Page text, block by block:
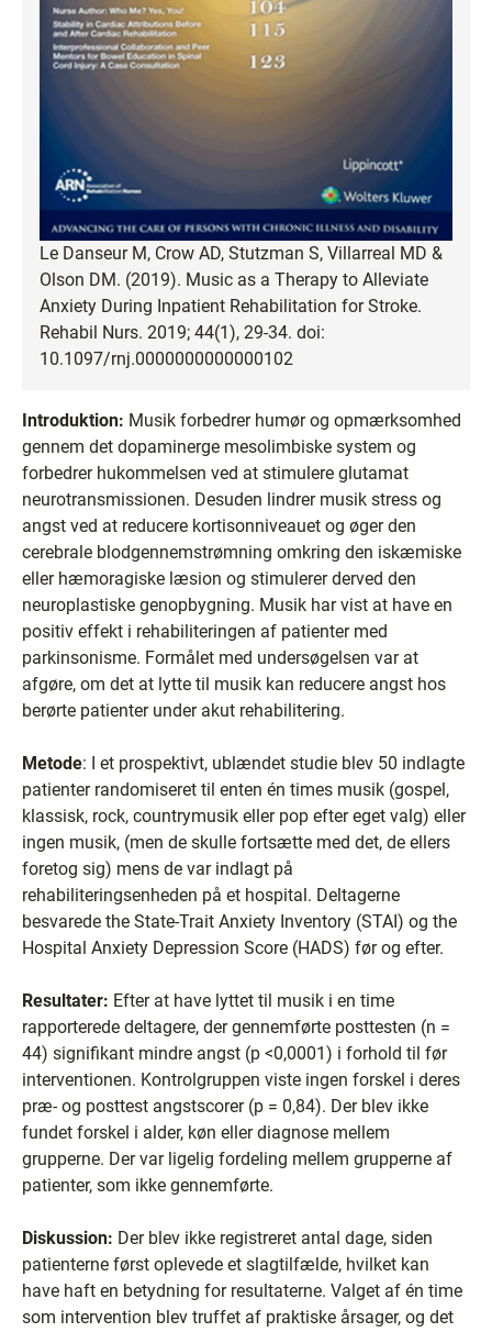
Le Danseur M, Crow AD, Stutzman S, Villarreal MD &
Olson DM. (2019). Music as a Therapy to Alleviate
Anxiety During Inpatient Rehabilitation for Stroke.
Rehabil Nurs. 2019; 44(1), 29-34. doi:
10.1097/rnj.0000000000000102
Introduktion: Musik forbedrer humør og opmærksomhed
gennem det dopaminerge mesolimbiske system og
forbedrer hukommelsen ved at stimulere glutamat
neurotransmissionen. Desuden lindrer musik stress og
angst ved at reducere kortisonniveauet og øger den
cerebrale blodgennemstrømning omkring den iskæmiske
eller hæmoragiske læsion og stimulerer derved den
neuroplastiske genopbygning. Musik har vist at have en
positiv effekt i rehabiliteringen af patienter med
parkinsonisme. Formålet med undersøgelsen var at
afgøre, om det at lytte til musik kan reducere angst hos
berørte patienter under akut rehabilitering.
Metode: I et prospektivt, ublændet studie blev 50 indlagte
patienter randomiseret til enten én times musik (gospel,
klassisk, rock, countrymusik eller pop efter eget valg) eller
ingen musik, (men de skulle fortsætte med det, de ellers
foretog sig) mens de var indlagt på
rehabiliteringsenheden på et hospital. Deltagerne
besvarede the State-Trait Anxiety Inventory (STAI) og the
Hospital Anxiety Depression Score (HADS) før og efter.
Resultater: Efter at have lyttet til musik i en time
rapporterede deltagere, der gennemførte posttesten (n =
44) signifikant mindre angst (p <0,0001) i forhold til før
interventionen. Kontrolgruppen viste ingen forskel i deres
præ- og posttest angstscorer (p = 0,84). Der blev ikke
fundet forskel i alder, køn eller diagnose mellem
grupperne. Der var ligelig fordeling mellem grupperne af
patienter, som ikke gennemførte.
Diskussion: Der blev ikke registreret antal dage, siden
patienterne først oplevede et slagtilfælde, hvilket kan
have haft en betydning for resultaterne. Valget af én time
som intervention blev truffet af praktiske årsager, og det